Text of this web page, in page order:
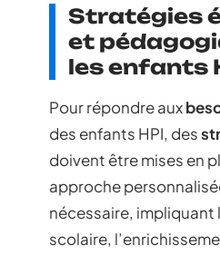
Stratégies
et
les enfants
Pour répondre aux
des enfants HPI, des
doivent être mises en
approche
nécessaire, impliquant
scolaire,